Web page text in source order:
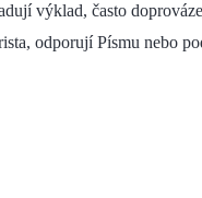
výklad, často
odporují Písmu nebo